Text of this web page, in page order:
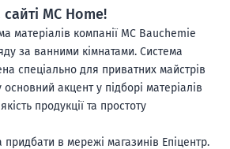
MC Home!
матеріалів компанії MC Bauchemie
за ванними кімнатами. Система
спеціально для приватних майстрів
основний акцент у підборі матеріалів
продукції та простоту
в мережі магазинів Епіцентр.